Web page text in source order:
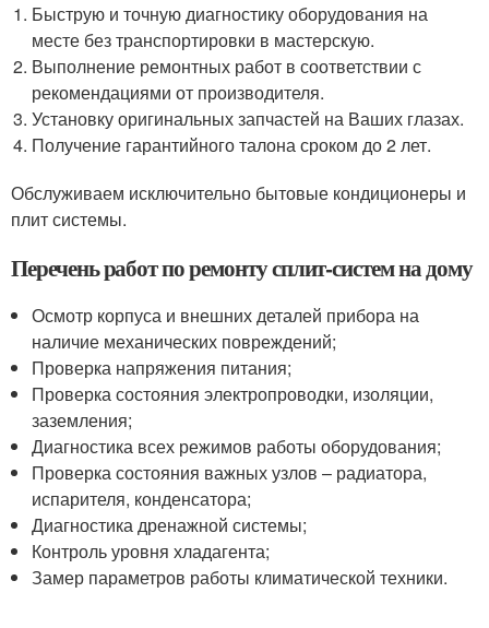
Быструю и точную диагностику оборудования на
месте без транспортировки в мастерскую.
Выполнение ремонтных работ в соответствии с
рекомендациями от производителя.
Установку оригинальных запчастей на Ваших глазах.
Получение гарантийного талона сроком до 2 лет.
Обслуживаем исключительно бытовые кондиционеры и
плит системы.
Перечень работ по ремонту сплит-систем на дому
Осмотр корпуса и внешних деталей прибора на
наличие механических повреждений;
Проверка напряжения питания;
Проверка состояния электропроводки, изоляции,
заземления;
Диагностика всех режимов работы оборудования;
Проверка состояния важных узлов – радиатора,
испарителя, конденсатора;
Диагностика дренажной системы;
Контроль уровня хладагента;
Замер параметров работы климатической техники.